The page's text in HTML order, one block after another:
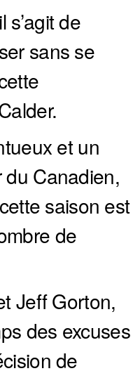
s’agit de
sans se
et un
Canadien,
saison est
de
Jeff Gorton,
des excuses
de